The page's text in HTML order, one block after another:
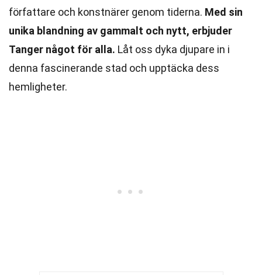
författare och konstnärer genom tiderna. Med sin
unika blandning av gammalt och nytt, erbjuder
Tanger något för alla. Låt oss dyka djupare in i
denna fascinerande stad och upptäcka dess
hemligheter.